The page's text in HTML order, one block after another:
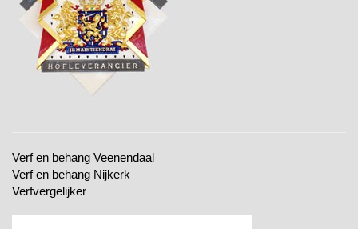
Verf en behang Veenendaal
Verf en behang Nijkerk
Verfvergelijker